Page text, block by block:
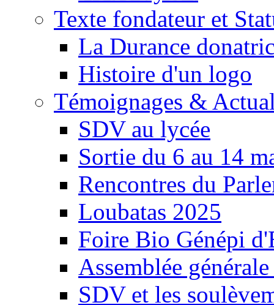
Texte fondateur et
La Durance
Histoire d'un logo
Témoignages &
SDV au lycée
Sortie du 6 au 14
Rencontres du
Loubatas 2025
Foire Bio Génépi
Assemblée
SDV et les